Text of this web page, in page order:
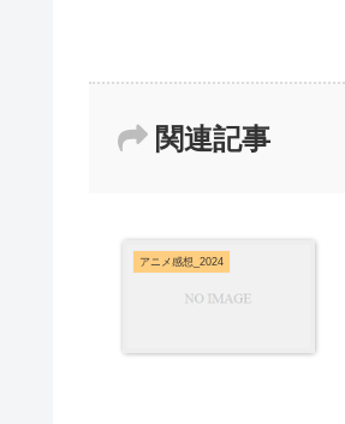
関連記事
アニメ感想_2024